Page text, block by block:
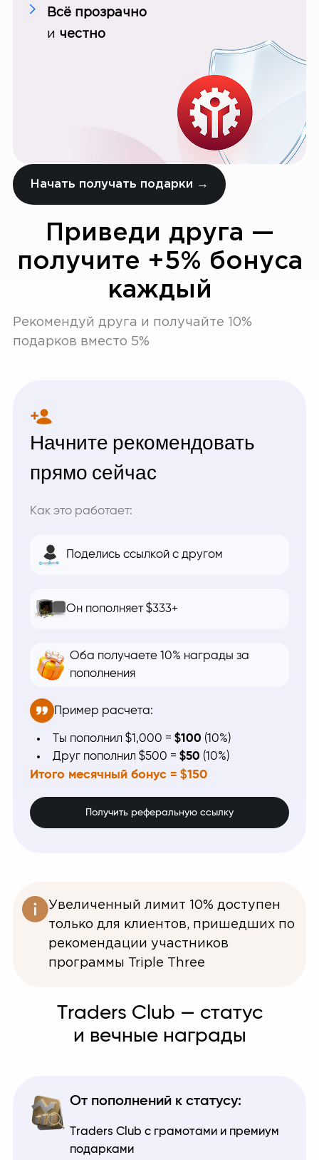
Всё прозрачно
и честно
Начать получать подарки →
Приведи друга —
получите +5% бонуса
каждый
Рекомендуй друга и получайте 10%
подарков вместо 5%
Начните рекомендовать
прямо сейчас
Как это работает:
Поделись ссылкой с другом
Он пополняет $333+
Оба получаете 10% награды за
пополнения
Пример расчета:
Ты пополнил $1,000 = $100 (10%)
Друг пополнил $500 = $50 (10%)
Итого месячный бонус = $150
Получить реферальную ссылку
Увеличенный лимит 10% доступен
только для клиентов, пришедших по
рекомендации участников
программы Triple Three
Traders Club — статус
и вечные награды
От пополнений к статусу:
Traders Club с грамотами и премиум
подарками